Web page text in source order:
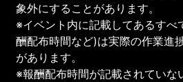
象外にすることがあります。
※イベント内に記載してあるすべ
酬配布時間など)は実際の作業進
があります。
※報酬配布時間が記載されていな